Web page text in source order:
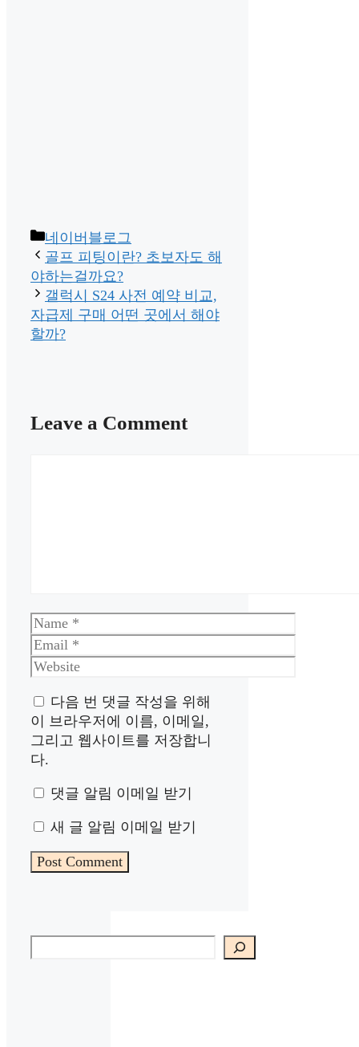
Categories
네이버블로그
골프 피팅이란? 초보자도 해
야하는걸까요?
갤럭시 S24 사전 예약 비교,
자급제 구매 어떤 곳에서 해야
할까?
Leave a Comment
Name
Email
Website
다음 번 댓글 작성을 위해
이 브라우저에 이름, 이메일,
그리고 웹사이트를 저장합니
다.
댓글 알림 이메일 받기
새 글 알림 이메일 받기